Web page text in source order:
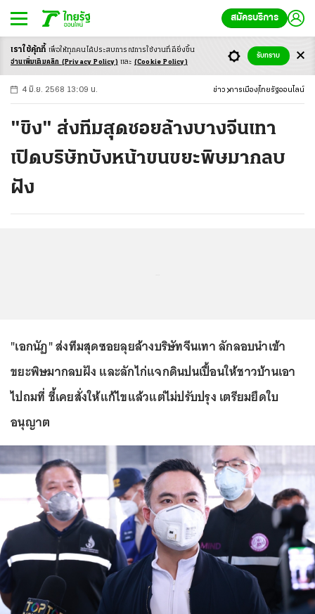
สมัครบริการ
-ก ก ก+
4 มิ.ย. 2568 13:09 น. ข่าว การเมือง ไทยรัฐออนไลน์
"ขิง" ส่งทีมสุดซอยล้างบางจีนเทา
เปิดบริษัทบังหน้าขนขยะพิษมากลบ
ฝัง
"เอกนัฏ" ส่งทีมสุดซอยลุยล้างบริษัทจีนเทา ลักลอบนำเข้า
ขยะพิษมากลบฝัง และลักไก่แจกดินปนเปื้อนให้ชาวบ้านเอา
ไปถมที่ ชี้เคยสั่งให้แก้ไขแล้วแต่ไม่ปรับปรุง เตรียมยึดใบ
อนุญาต
เราใช้คุ้กกี้ เพื่อให้ทุกคนได้ประสบการณ์การใช้งานที่ดียิ่งขึ้น
อ่านเพิ่มเติมคลิก (Privacy Policy) และ (Cookie Policy)
รับทราบ